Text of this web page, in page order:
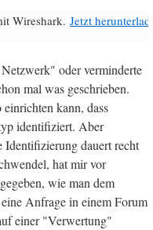
Wireshark. Jetzt
oder verminderte
mal was geschrieben.
kann, dass
identifiziert. Aber
Identifizierung dauert recht
hat mir vor
wie man dem
Anfrage in einem Forum
einer "Verwertung"